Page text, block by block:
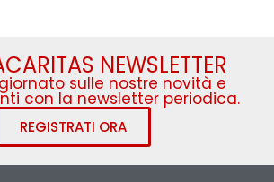
NEWSLETTER
sulle nostre novità e
con la newsletter periodica.
REGISTRATI ORA